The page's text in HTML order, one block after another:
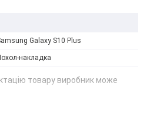
Galaxy S10 Plus
накладка
товару виробник може